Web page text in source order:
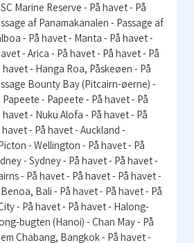
Marine Reserve - På havet - På
af Panamakanalen - Passage af
- På havet - Manta - På havet -
- Arica - På havet - På havet - På
- Hanga Roa, Påskeøen - På
Bounty Bay (Pitcairn-øerne) -
- Papeete - På havet - På
- Nuku Alofa - På havet - På
- På havet - Auckland -
- Wellington - På havet - På
- Sydney - På havet - På havet -
- På havet - På havet - På havet -
Bali - På havet - På havet - På
- På havet - På havet - Halong-
bugten (Hanoi) - Chan May - På
Chabang, Bangkok - På havet -